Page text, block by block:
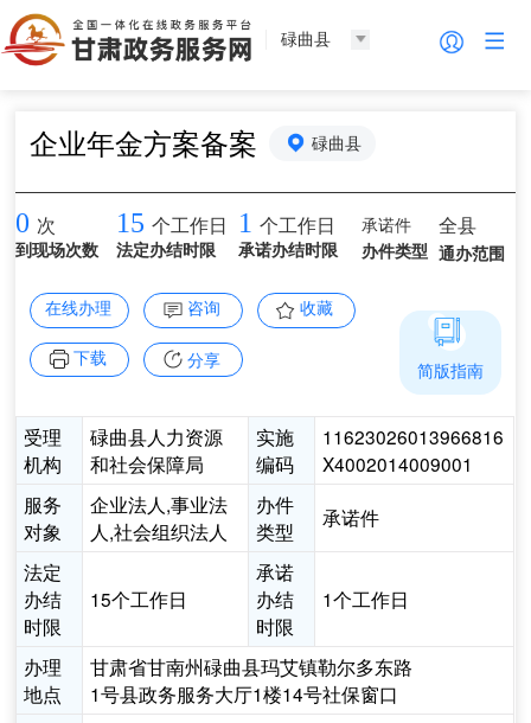
碌曲县
企业年金方案备案 碌曲县
0 次
到现场次数
15 个工作日
法定办结时限
1 个工作日
承诺办结时限
承诺件
办件类型
全县
通办范围
在线办理 咨询 收藏
下载 分享
受理
机构
碌曲县人力资源
和社会保障局
实施
编码
11623026013966816
X4002014009001
服务
对象
企业法人,事业法
人,社会组织法人
办件
类型
承诺件
法定
办结
时限
15个工作日
承诺
办结
时限
1个工作日
办理
地点
甘肃省甘南州碌曲县玛艾镇勒尔多东路
1号县政务服务大厅1楼14号社保窗口
简版指南